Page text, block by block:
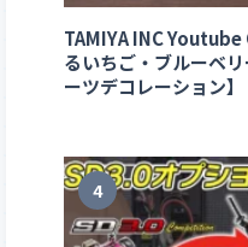
TAMIYA INC
るいちご・ブルーベ
ーツデコレーション】
4